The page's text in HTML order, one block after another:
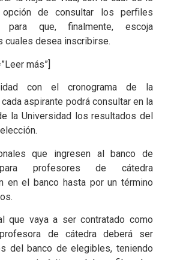
opción de consultar los perfiles
para que, finalmente, escoja
cuales desea inscribirse.
más”]
con el cronograma de la
aspirante podrá consultar en la
la Universidad los resultados del
que ingresen al banco de
profesores de cátedra
en el banco hasta por un término
que vaya a ser contratado como
de cátedra deberá ser
del banco de elegibles, teniendo